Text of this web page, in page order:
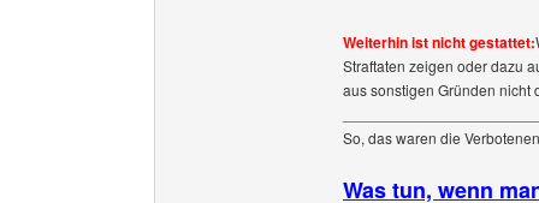
Weiterhin ist nicht gestattet:
Straftaten zeigen oder dazu
aus sonstigen Gründen nicht
So, das waren die
Was tun, wenn